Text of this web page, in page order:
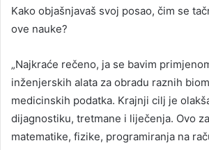
Kako objašnjavaš svoj posao, čim se
ove nauke?
„Najkraće rečeno, ja se bavim
inženjerskih alata za obradu raznih
medicinskih podatka. Krajnji cilj je
dijagnostiku, tretmane i liječenja. Ovo
matematike, fizike, programiranja na